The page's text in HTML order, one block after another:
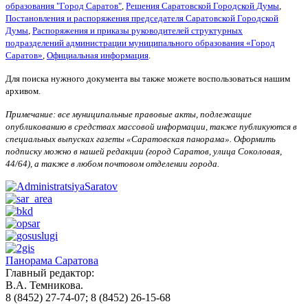
образования "Город Саратов", Решения Саратовской Городской Думы,
Постановления и распоряжения председателя Саратовской Городской
Думы, Распоряжения и приказы руководителей структурных
подразделений администрации муниципального образования «Город
Саратов», Официальная информация.
Для поиска нужного документа вы также можете воспользоваться нашим
архивом.
Примечание: все муниципальные правовые акты, подлежащие
опубликованию в средствах массовой информации, также публикуются в
специальных выпусках газеты «Саратовская панорама». Оформить
подписку можно в нашей редакции (город Саратов, улица Соколовая,
44/64), а также в любом почтовом отделении города.
Панорама Саратова
Главный редактор:
В.А. Темникова.
8 (8452) 27-74-07; 8 (8452) 26-15-68